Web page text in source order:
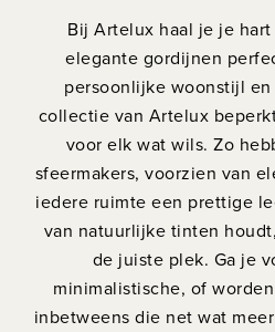
Bij Artelux haal je je
elegante gordijnen
persoonlijke woonstijl
collectie van Artelux
voor elk wat wils. Zo
sfeermakers, voorzien van
iedere ruimte een prettige
van natuurlijke tinten
de juiste plek. Ga je
minimalistische, of
inbetweens die net wat